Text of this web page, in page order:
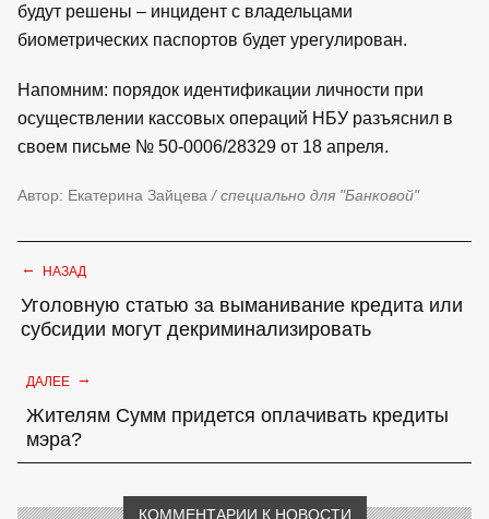
будут решены – инцидент с владельцами
биометрических паспортов будет урегулирован.
Напомним: порядок идентификации личности при
осуществлении кассовых операций НБУ разъяснил в
своем письме № 50-0006/28329 от 18 апреля.
Автор: Екатерина Зайцева / специально для "Банковой"
← НАЗАД
Уголовную статью за выманивание кредита или
субсидии могут декриминализировать
ДАЛЕЕ →
Жителям Сумм придется оплачивать кредиты
мэра?
КОММЕНТАРИИ К НОВОСТИ